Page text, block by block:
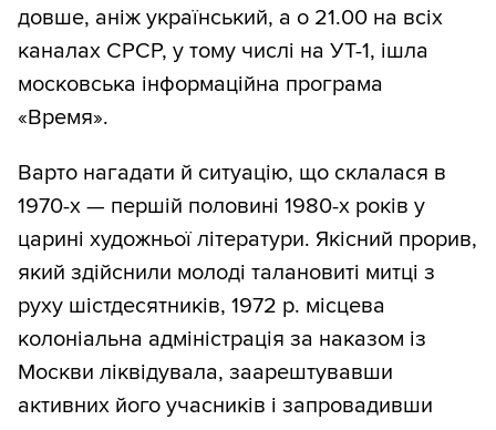
довше, аніж український, а о 21.00 на всіх
каналах СРСР, у тому числі на УТ-1, ішла
московська інформаційна програма
«Время».
Варто нагадати й ситуацію, що склалася в
1970-х — першій половині 1980-х років у
царині художньої літератури. Якісний прорив,
який здійснили молоді талановиті митці з
руху шістдесятників, 1972 р. місцева
колоніальна адміністрація за наказом із
Москви ліквідувала, заарештувавши
активних його учасників і запровадивши